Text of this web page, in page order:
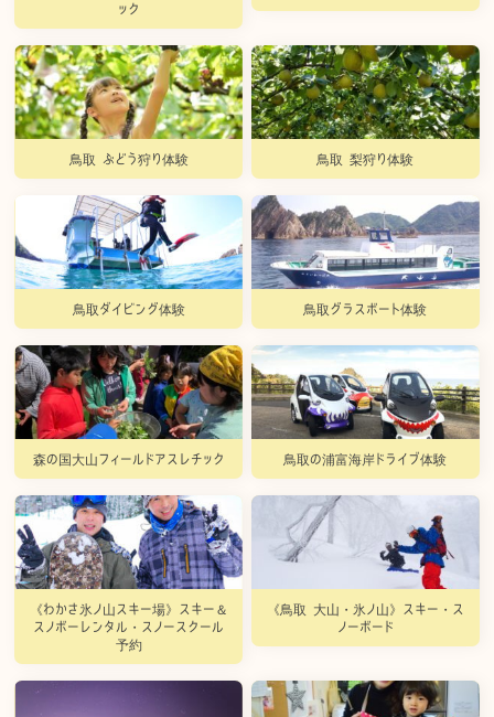
ック
鳥取 ぶどう狩り体験 鳥取 梨狩り体験
鳥取ダイビング体験 鳥取グラスボート体験
森の国大山フィールドアスレチック 鳥取の浦富海岸ドライブ体験
《わかさ氷ノ山スキー場》スキー＆
スノボーレンタル・スノースクール
予約
《鳥取 大山・氷ノ山》スキー・ス
ノーボード